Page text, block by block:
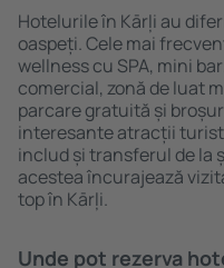
Hotelurile în Kārļi au
oaspeți. Cele mai
wellness cu SPA, mini
comercial, zonă de luat
parcare gratuită și
interesante atracții
includ și transferul de la
acestea încurajează
top în Kārļi.
Unde pot rezerva